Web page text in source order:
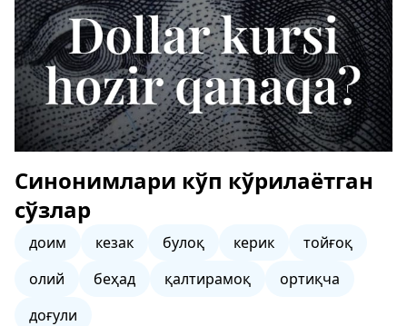
Синонимлари кўп кўрилаётган
сўзлар
доим кезак булоқ керик
тойғоқ
олий
беҳад қалтирамоқ
ортиқча
доғули